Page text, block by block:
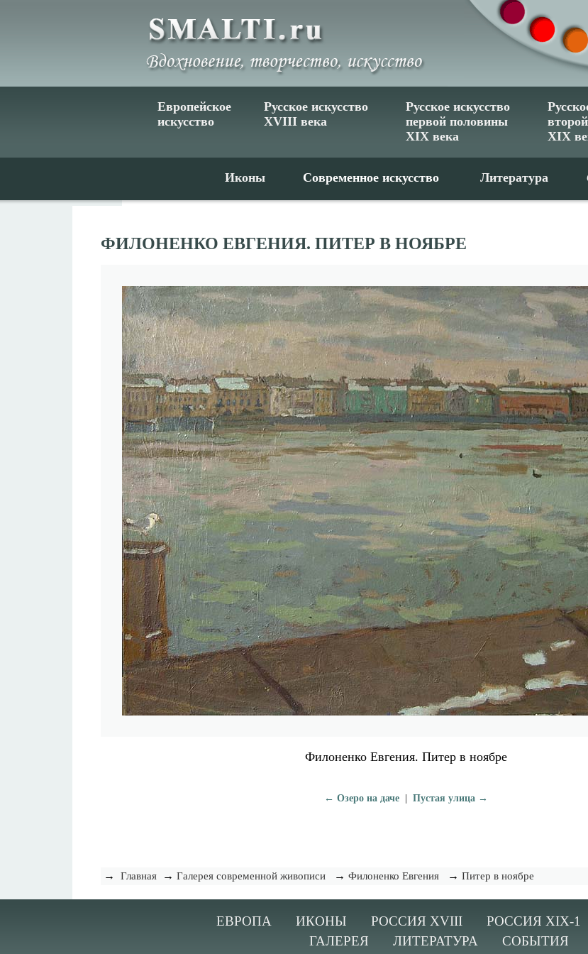
Европейское
искусство
Русское искусство
XVIII века
Русское искусство
первой половины
XIX века
XIX
Иконы Современное искусство Литература
ФИЛОНЕНКО ЕВГЕНИЯ. ПИТЕР В НОЯБРЕ
Филоненко Евгения. Питер в ноябре
← Озеро на даче| Пустая улица →
→ Главная → Галерея современной живописи → Филоненко Евгения → Питер в ноябре
ЕВРОПА ИКОНЫ РОССИЯ XVIII РОССИЯ XIX-1
ГАЛЕРЕЯ
ЛИТЕРАТУРА СОБЫТИЯ